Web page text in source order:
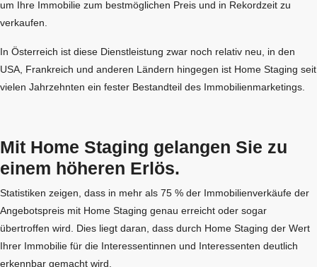
um Ihre Immobilie zum bestmöglichen Preis und in Rekordzeit zu
verkaufen.
In Österreich ist diese Dienstleistung zwar noch relativ neu, in den
USA, Frankreich und anderen Ländern hingegen ist Home Staging seit
vielen Jahrzehnten ein fester Bestandteil des Immobilienmarketings.
Mit Home Staging gelangen Sie zu
einem höheren Erlös.
Statistiken zeigen, dass in mehr als 75 % der Immobilienverkäufe der
Angebotspreis mit Home Staging genau erreicht oder sogar
übertroffen wird. Dies liegt daran, dass durch Home Staging der Wert
Ihrer Immobilie für die Interessentinnen und Interessenten deutlich
erkennbar gemacht wird.